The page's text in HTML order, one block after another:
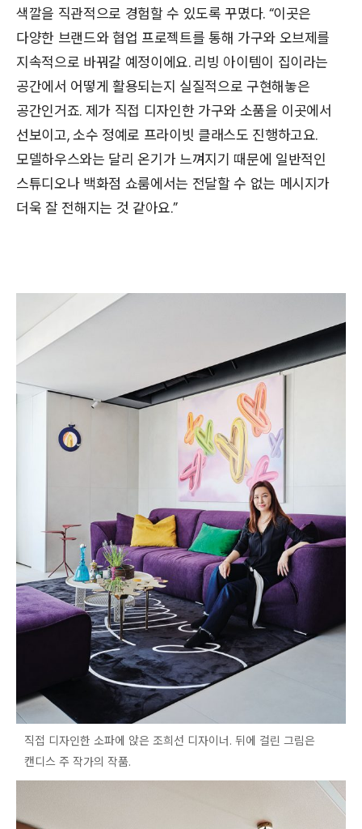
색깔을 직관적으로 경험할 수 있도록 꾸몄다. “이곳은
다양한 브랜드와 협업 프로젝트를 통해 가구와 오브제를
지속적으로 바꿔갈 예정이에요. 리빙 아이템이 집이라는
공간에서 어떻게 활용되는지 실질적으로 구현해놓은
공간인거죠. 제가 직접 디자인한 가구와 소품을 이곳에서
선보이고, 소수 정예로 프라이빗 클래스도 진행하고요.
모델하우스와는 달리 온기가 느껴지기 때문에 일반적인
스튜디오나 백화점 쇼룸에서는 전달할 수 없는 메시지가
더욱 잘 전해지는 것 같아요.”
직접 디자인한 소파에 앉은 조희선 디자이너. 뒤에 걸린 그림은
캔디스 주 작가의 작품.